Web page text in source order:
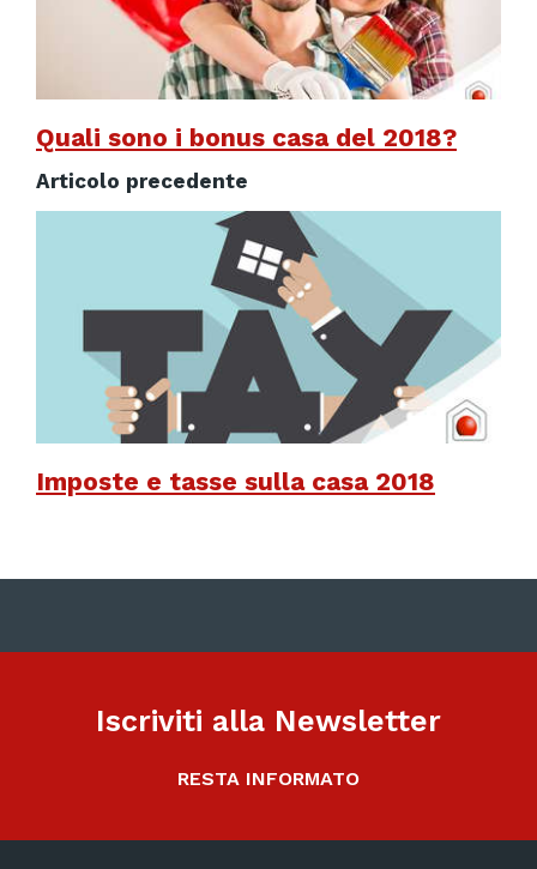
Quali sono i bonus casa del 2018?
Articolo precedente
Imposte e tasse sulla casa 2018
Iscriviti alla Newsletter
RESTA INFORMATO